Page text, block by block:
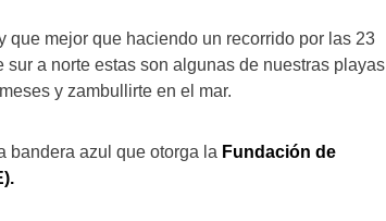
que mejor que haciendo un recorrido por las 23
sur a norte estas son algunas de nuestras playas
y zambullirte en el mar.
bandera azul que otorga la Fundación de